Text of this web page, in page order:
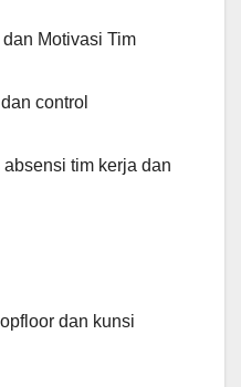
Motivasi Tim
control
tim kerja dan
dan kunsi